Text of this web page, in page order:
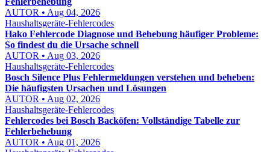
AUTOR • Aug 04, 2026
Haushaltsgeräte-Fehlercodes
Hako Fehlercode Diagnose und Behebung häufiger Probleme:
So findest du die Ursache schnell
AUTOR • Aug 03, 2026
Haushaltsgeräte-Fehlercodes
Bosch Silence Plus Fehlermeldungen verstehen und beheben:
Die häufigsten Ursachen und Lösungen
AUTOR • Aug 02, 2026
Haushaltsgeräte-Fehlercodes
Fehlercodes bei Bosch Backöfen: Vollständige Tabelle zur
Fehlerbehebung
AUTOR • Aug 01, 2026